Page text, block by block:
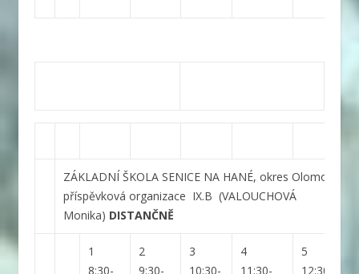
ZÁKLADNÍ ŠKOLA SENICE NA HANÉ, okres Olomouc,
příspěvková organizace IX.B (VALOUCHOVÁ
Monika) DISTANČNĚ
1
8:30-
2
9:30-
3
10:30-
4
11:30-
5
12:30-